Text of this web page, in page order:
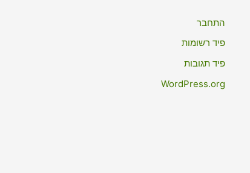
התחבר
פיד רשומות
פיד תגובות
WordPress.org